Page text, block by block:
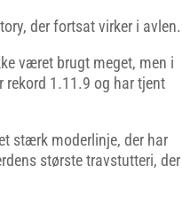
der fortsat virker i avlen.
været brugt meget, men i
rekord 1.11.9 og har tjent
stærk moderlinje, der har
største travstutteri, der